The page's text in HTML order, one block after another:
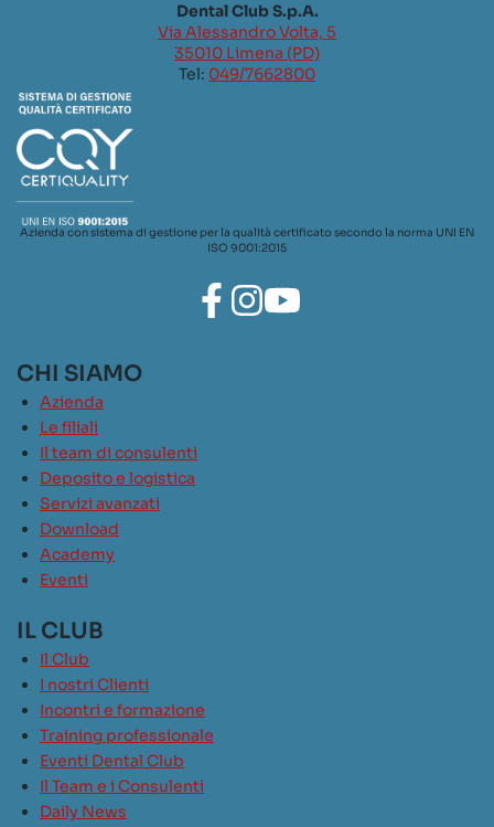
Dental Club S.p.A.
Via Alessandro Volta, 5
35010 Limena (PD)
Tel: 049/7662800
Azienda con sistema di gestione per la qualità certificato secondo la norma UNI EN
ISO 9001:2015
CHI SIAMO
Azienda
Le filiali
Il team di consulenti
Deposito e logistica
Servizi avanzati
Download
Academy
Eventi
IL CLUB
Il Club
I nostri Clienti
Incontri e formazione
Training professionale
Eventi Dental Club
Il Team e i Consulenti
Daily News